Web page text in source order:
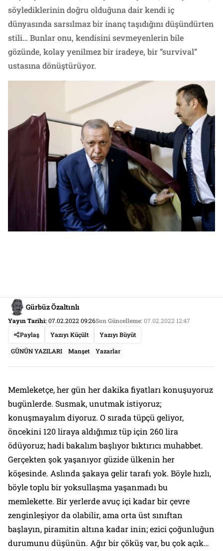
söylediklerinin doğru olduğuna dair kendi iç
dünyasında sarsılmaz bir inanç taşıdığını düşündürten
stili… Bunlar onu, kendisini sevmeyenlerin bile
gözünde, kolay yenilmez bir iradeye, bir “survival”
ustasına dönüştürüyor.
Gürbüz Özaltınlı
Yayın Tarihi:07.02.2022 09:26Son Güncelleme:07.02.2022 12:47
Paylaş
Yazıyı Küçült Yazıyı Büyüt
GÜNÜN YAZILARI Manşet Yazarlar
Memleketçe, her gün her dakika fiyatları konuşuyoruz
bugünlerde. Susmak, unutmak istiyoruz;
konuşmayalım diyoruz. O sırada tüpçü geliyor,
öncekini 120 liraya aldığımız tüp için 260 lira
ödüyoruz; hadi bakalım başlıyor bıktırıcı muhabbet.
Gerçekten şok yaşanıyor güzide ülkenin her
köşesinde. Aslında şakaya gelir tarafı yok. Böyle hızlı,
böyle toplu bir yoksullaşma yaşanmadı bu
memlekette. Bir yerlerde avuç içi kadar bir çevre
zenginleşiyor da olabilir, ama orta üst sınıftan
başlayın, piramitin altına kadar inin; ezici çoğunluğun
durumunu düşünün. Ağır bir çöküş var, bu çok açık…